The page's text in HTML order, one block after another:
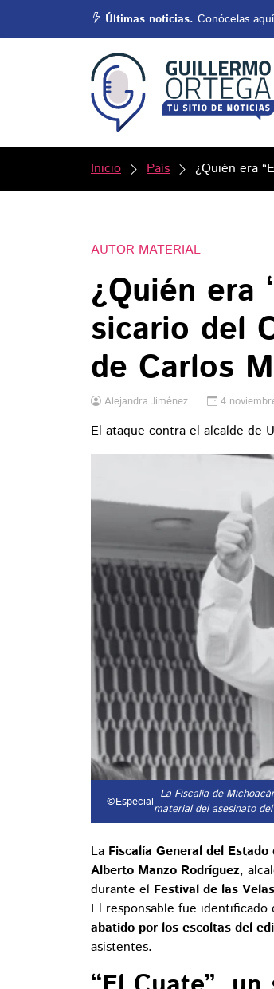
Últimas noticias. Conócelas
Inicio País ¿Quién era
AUTOR MATERIAL
¿Quién era
sicario del
de Carlos
Alejandra Jiménez 4
El ataque contra el alcalde de
©Especial- La Fiscalía de
material del asesinato
La Fiscalía General del Estado
Alberto Manzo Rodríguez,
durante el Festival de las Velas
El responsable fue identificado
abatido por los escoltas del
asistentes.